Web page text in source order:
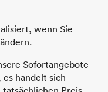
wenn Sie
Sofortangebote
handelt sich